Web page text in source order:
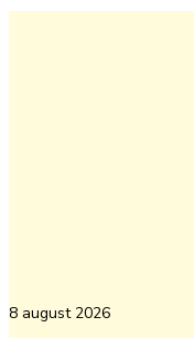
8 august 2026